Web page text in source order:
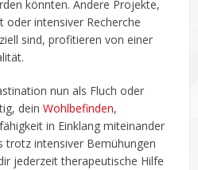
könnten. Andere Projekte,
oder intensiver Recherche
sind, profitieren von einer
nun als Fluch oder
deinWohlbefinden,
in Einklang miteinander
trotz intensiver Bemühungen
jederzeit therapeutische Hilfe